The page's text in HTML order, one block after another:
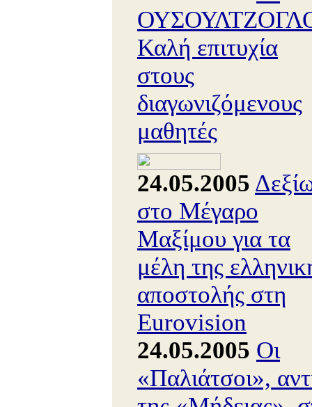
Καλή επιτυχία
στους
διαγωνιζόμενους
μαθητές
24.05.2005
στο Μέγαρο
Μαξίμου για τα
μέλη της
αποστολής στη
Eurovision
24.05.2005 Οι
«Παλιάτσοι»,